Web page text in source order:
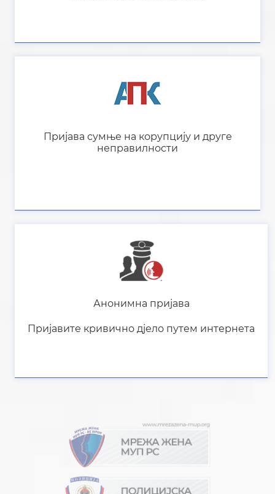
Пријава сумње на корупцију и друге
неправилности
Анонимна пријава
Пријавите кривично дјело путем интернета